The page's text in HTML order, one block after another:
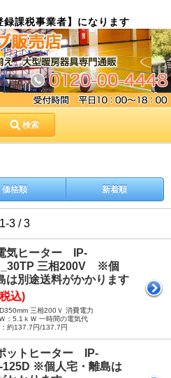
録課税事業者】になります
検索
価格順 新着順
1-3 / 3
気ヒーター IP-
三相200V ※個
は別途送料がかかります
込)
三相200Ｖ 消費電力
：5.1ｋＷ 一時間の電気代
：約137.7円/137.7円
ットヒーター IP-
125D ※個人宅・離島は